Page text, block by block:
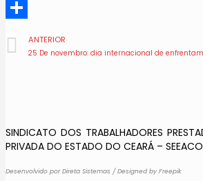
Email
ANTERIOR
25 De novembro: dia internacional de
SINDICATO DOS TRABALHADORES
PRIVADA DO ESTADO DO CEARÁ –
Desenvolvido por Direta Sistemas /Designed by Freepik